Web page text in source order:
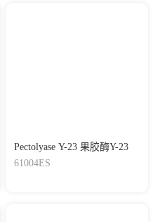
Pectolyase Y-23 果胶酶Y-23
61004ES